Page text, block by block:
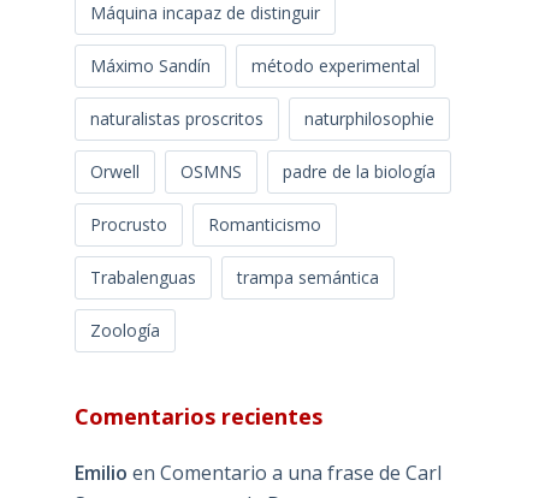
Máquina incapaz de distinguir
Máximo Sandín método experimental
naturalistas proscritos naturphilosophie
Orwell OSMNS padre de la biología
Procrusto Romanticismo
Trabalenguas trampa semántica
Zoología
Comentarios recientes
Emilio en Comentario a una frase de Carl